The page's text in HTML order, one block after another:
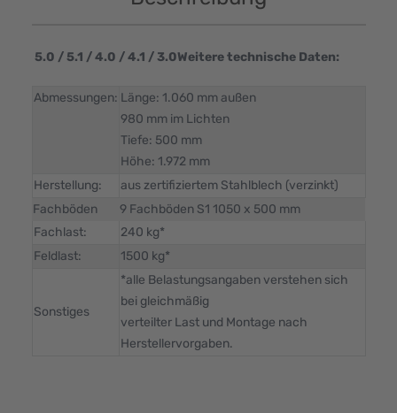
5.0 / 5.1 / 4.0 / 4.1 / 3.0Weitere technische Daten:
Abmessungen: Länge: 1.060 mm außen
980 mm im Lichten
Tiefe: 500 mm
Höhe: 1.972 mm
Herstellung:
aus zertifiziertem Stahlblech (verzinkt)
Fachböden
9 Fachböden S1 1050 x 500 mm
Fachlast:
240 kg*
Feldlast:
1500 kg*
Sonstiges
*alle Belastungsangaben verstehen sich
bei gleichmäßig
verteilter Last und Montage nach
Herstellervorgaben.